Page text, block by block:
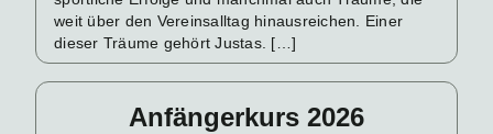
weit über den Vereinsalltag hinausreichen. Einer
dieser Träume gehört Justas. […]
Anfängerkurs 2026